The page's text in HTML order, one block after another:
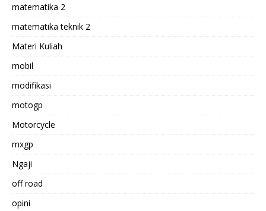
matematika 2
matematika teknik 2
Materi Kuliah
mobil
modifikasi
motogp
Motorcycle
mxgp
Ngaji
off road
opini